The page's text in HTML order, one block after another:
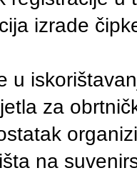
izrade
u
za
na